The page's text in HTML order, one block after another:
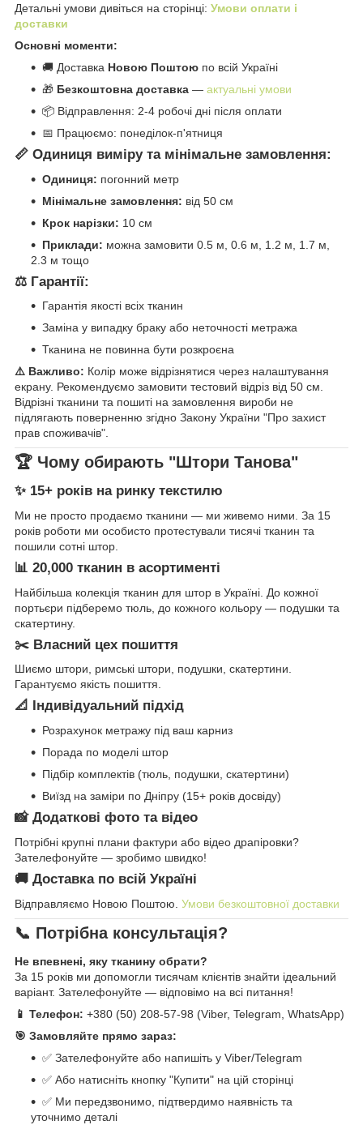
Детальні умови дивіться на сторінці: Умови оплати і
доставки
Основні моменти:
🚚 Доставка Новою Поштою по всій Україні
🎁 Безкоштовна доставка — актуальні умови
📦 Відправлення: 2-4 робочі дні після оплати
📅 Працюємо: понеділок-п'ятниця
📏 Одиниця виміру та мінімальне замовлення:
Одиниця: погонний метр
Мінімальне замовлення: від 50 см
Крок нарізки: 10 см
Приклади: можна замовити 0.5 м, 0.6 м, 1.2 м, 1.7 м,
2.3 м тощо
⚖️ Гарантії:
Гарантія якості всіх тканин
Заміна у випадку браку або неточності метража
Тканина не повинна бути розкроєна
⚠️ Важливо: Колір може відрізнятися через налаштування
екрану. Рекомендуємо замовити тестовий відріз від 50 см.
Відрізні тканини та пошиті на замовлення вироби не
підлягають поверненню згідно Закону України "Про захист
прав споживачів".
🏆 Чому обирають "Штори Танова"
✨ 15+ років на ринку текстилю
Ми не просто продаємо тканини — ми живемо ними. За 15
років роботи ми особисто протестували тисячі тканин та
пошили сотні штор.
📊 20,000 тканин в асортименті
Найбільша колекція тканин для штор в Україні. До кожної
портьєри підберемо тюль, до кожного кольору — подушки та
скатертину.
✂️ Власний цех пошиття
Шиємо штори, римські штори, подушки, скатертини.
Гарантуємо якість пошиття.
📐 Індивідуальний підхід
Розрахунок метражу під ваш карниз
Порада по моделі штор
Підбір комплектів (тюль, подушки, скатертини)
Виїзд на заміри по Дніпру (15+ років досвіду)
📸 Додаткові фото та відео
Потрібні крупні плани фактури або відео драпіровки?
Зателефонуйте — зробимо швидко!
🚚 Доставка по всій Україні
Відправляємо Новою Поштою. Умови безкоштовної доставки
📞 Потрібна консультація?
Не впевнені, яку тканину обрати?
За 15 років ми допомогли тисячам клієнтів знайти ідеальний
варіант. Зателефонуйте — відповімо на всі питання!
📱 Телефон: +380 (50) 208-57-98 (Viber, Telegram, WhatsApp)
🎯 Замовляйте прямо зараз:
✅ Зателефонуйте або напишіть у Viber/Telegram
✅ Або натисніть кнопку "Купити" на цій сторінці
✅ Ми передзвонимо, підтвердимо наявність та
уточнимо деталі